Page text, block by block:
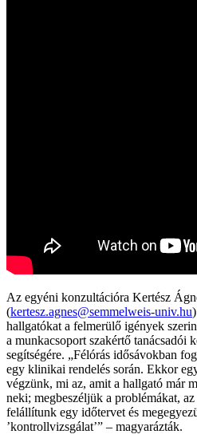
Az egyéni konzultációra Kertész
(kertesz.agnes@semmelweis-univ.hu
hallgatókat a felmerülő igények
a munkacsoport szakértő tanácsadói
segítségére. „Félórás idősávokban
egy klinikai rendelés során. Ekkor
végzünk, mi az, amit a hallgató már
neki; megbeszéljük a problémákat,
felállítunk egy időtervet és
’kontrollvizsgálat’” – magyarázták.